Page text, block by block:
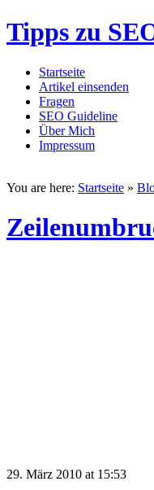
Tipps zu
Startseite
Artikel einsenden
Fragen
SEO Guideline
Über Mich
Impressum
You are here: Startseite »
29. März 2010 at 15:53